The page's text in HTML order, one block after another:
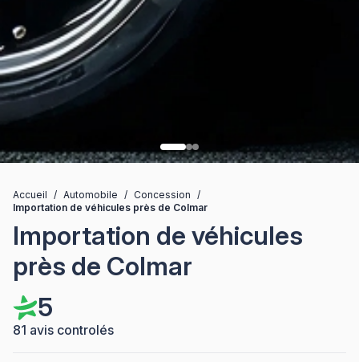
Accueil / Automobile / Concession /
Importation de véhicules près de Colmar
Importation de véhicules
près de Colmar
5
81 avis controlés